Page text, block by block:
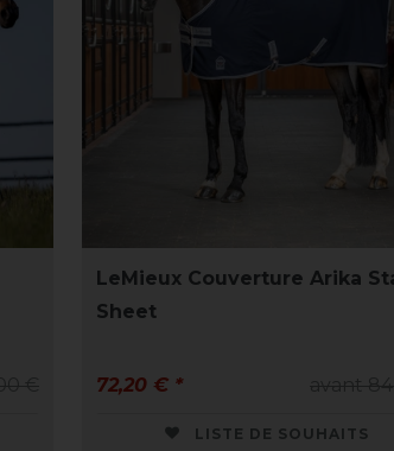
LeMieux Couverture Arika
Sheet
72,20 € *
LISTE DE SOUHAITS